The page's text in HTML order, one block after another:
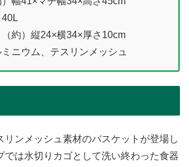
40L
約）縦24×横34×厚さ10cm
ニウム、テスリンメッシュ
リンメッシュ素材のバスケットが登場し
では水切りカゴとして洗い終わった食器